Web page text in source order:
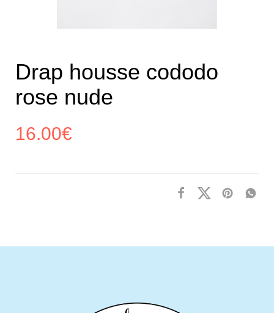
Drap housse cododo
rose nude
16.00€